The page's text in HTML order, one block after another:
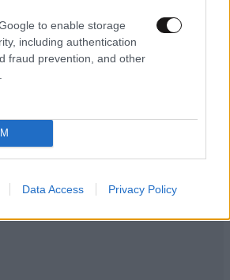
to enable storage
including authentication
fraud prevention, and other
Data Access Privacy Policy